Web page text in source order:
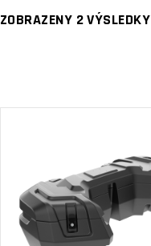
ZOBRAZENY 2 VÝSLEDKY
PŘIDAT DO
KOŠÍKU